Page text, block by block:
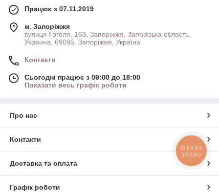
Працює з 07.11.2019
м. Запоріжжя
вулиця Гоголя, 163, Запоріжжя, Запорізька область,
Украина, 69095, Запоріжжя, Україна
Контакти
Сьогодні працює з 09:00 до 18:00
Показати весь графік роботи
Про нас
Контакти
Доставка та оплата
Графік роботи
КНОПКА
ЗВ'ЯЗКУ